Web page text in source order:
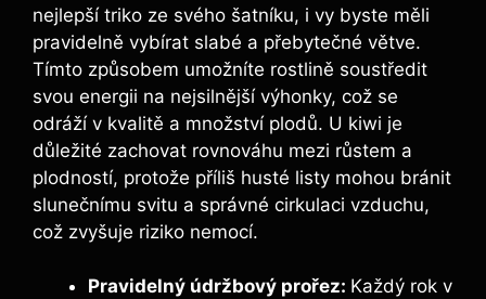
nejlepší triko ze svého šatníku, i vy byste měli
pravidelně vybírat slabé a přebytečné větve.
Tímto způsobem umožníte rostlině soustředit
svou energii na nejsilnější výhonky, což se
odráží v kvalitě a množství plodů. U kiwi je
důležité zachovat rovnováhu mezi růstem a
plodností, protože příliš husté listy mohou bránit
slunečnímu svitu a správné cirkulaci vzduchu,
což zvyšuje riziko nemocí.
Pravidelný údržbový prořez: Každý rok v